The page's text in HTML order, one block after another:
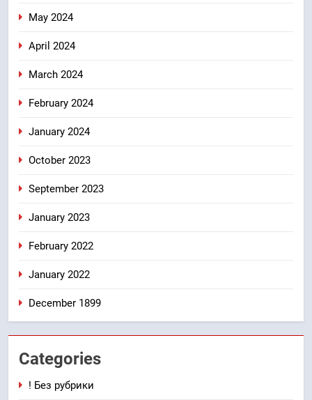
May 2024
April 2024
March 2024
February 2024
January 2024
October 2023
September 2023
January 2023
February 2022
January 2022
December 1899
Categories
! Без рубрики